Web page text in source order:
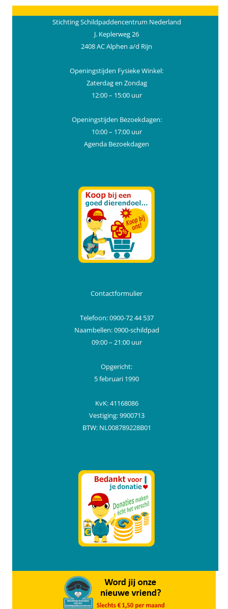
Stichting Schildpaddencentrum Nederland
J. Keplerweg 26
2408 AC Alphen a/d Rijn
Openingstijden Fysieke Winkel:
Zaterdag en Zondag
12:00 – 15:00 uur
Openingstijden Bezoekdagen:
10:00 – 17:00 uur
Agenda Bezoekdagen
Contactformulier
Telefoon: 0900-72 44 537
Naambellen: 0900-schildpad
09:00 – 21:00 uur
Opgericht:
5 februari 1990
KvK: 41168086
Vestiging: 9900713
BTW: NL008789228B01